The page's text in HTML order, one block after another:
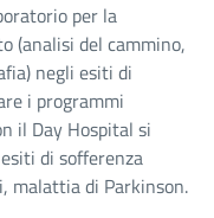
per la
(analisi del cammino,
negli esiti di
i programmi
il Day Hospital si
di sofferenza
malattia di Parkinson.